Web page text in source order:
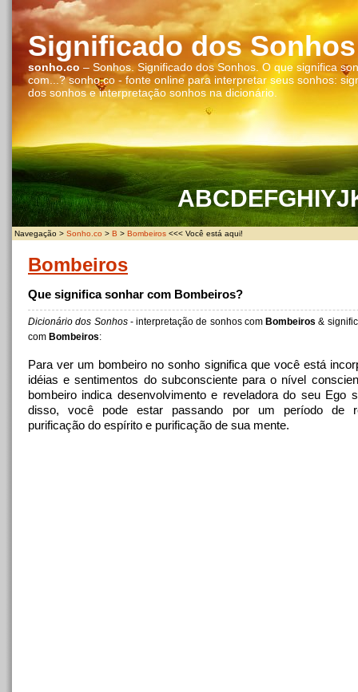
Significado dos Sonhos
sonho.co – Sonhos. Significado dos Sonhos. O que significa
com...? sonho.co - fonte online para interpretar seus sonhos:
dos sonhos e interpretação sonhos na dicionário.
ABCDEFGHIYJ
Navegação > Sonho.co > B > Bombeiros <<< Você está aqui!
Bombeiros
Que significa sonhar com Bombeiros?
Dicionário dos Sonhos- interpretação de sonhos com Bombeiros &
com Bombeiros:
Para ver um bombeiro no sonho significa que você está
idéias e sentimentos do subconsciente para o nível
bombeiro indica desenvolvimento e reveladora do seu Ego
disso, você pode estar passando por um período de
purificação do espírito e purificação de sua mente.